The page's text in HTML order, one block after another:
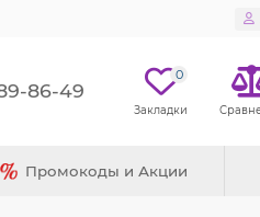
86-49
0
Промокоды и Акции